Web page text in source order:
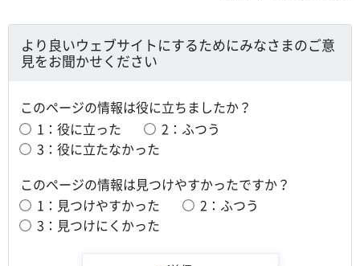
より良いウェブサイトにするためにみなさまのご意
見をお聞かせください
このページの情報は役に立ちましたか？
1：役に立った
2：ふつう
3：役に立たなかった
このページの情報は見つけやすかったですか？
1：見つけやすかった
2：ふつう
3：見つけにくかった